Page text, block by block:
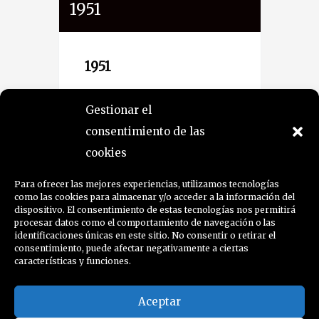
Gestionar el
consentimiento de las
cookies
Para ofrecer las mejores experiencias, utilizamos tecnologías
como las cookies para almacenar y/o acceder a la información del
dispositivo. El consentimiento de estas tecnologías nos permitirá
procesar datos como el comportamiento de navegación o las
identificaciones únicas en este sitio. No consentir o retirar el
consentimiento, puede afectar negativamente a ciertas
características y funciones.
Aceptar
1951
1951
Exposición Regional de
la Universidad de La
Laguna(Tenerife).
XLIII Salón de Artistas
Tinerfeños, Círculo de
Bellas Artes de
Tenerife.